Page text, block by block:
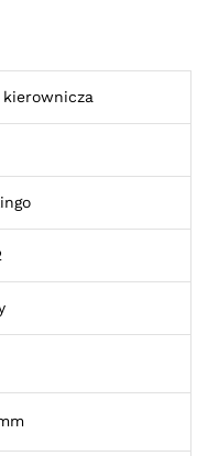
kierownicza